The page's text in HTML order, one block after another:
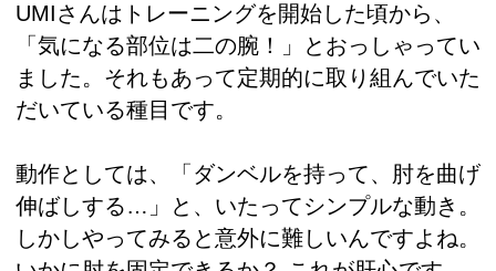
UMIさんはトレーニングを開始した頃から、
「気になる部位は二の腕！」とおっしゃってい
ました。それもあって定期的に取り組んでいた
だいている種目です。
動作としては、「ダンベルを持って、肘を曲げ
伸ばしする…」と、いたってシンプルな動き。
しかしやってみると意外に難しいんですよね。